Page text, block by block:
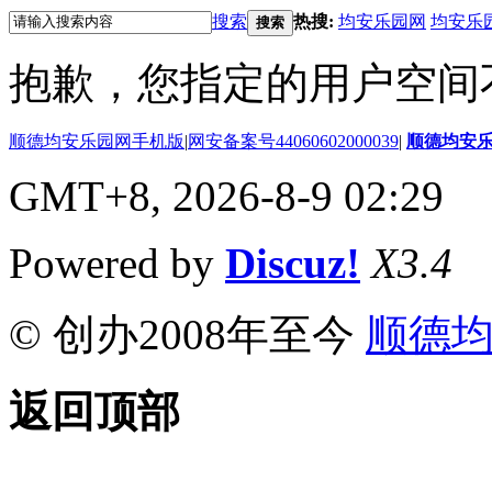
搜索 搜索 热搜: 均安乐园网 均安乐
抱歉，您指定的用户空间
顺德均安乐园网手机版|网安备案号44060602000039| 顺德均安
GMT+8, 2026-8-9 02:29
Powered by Discuz! X3.4
© 创办2008年至今 顺德
返回顶部